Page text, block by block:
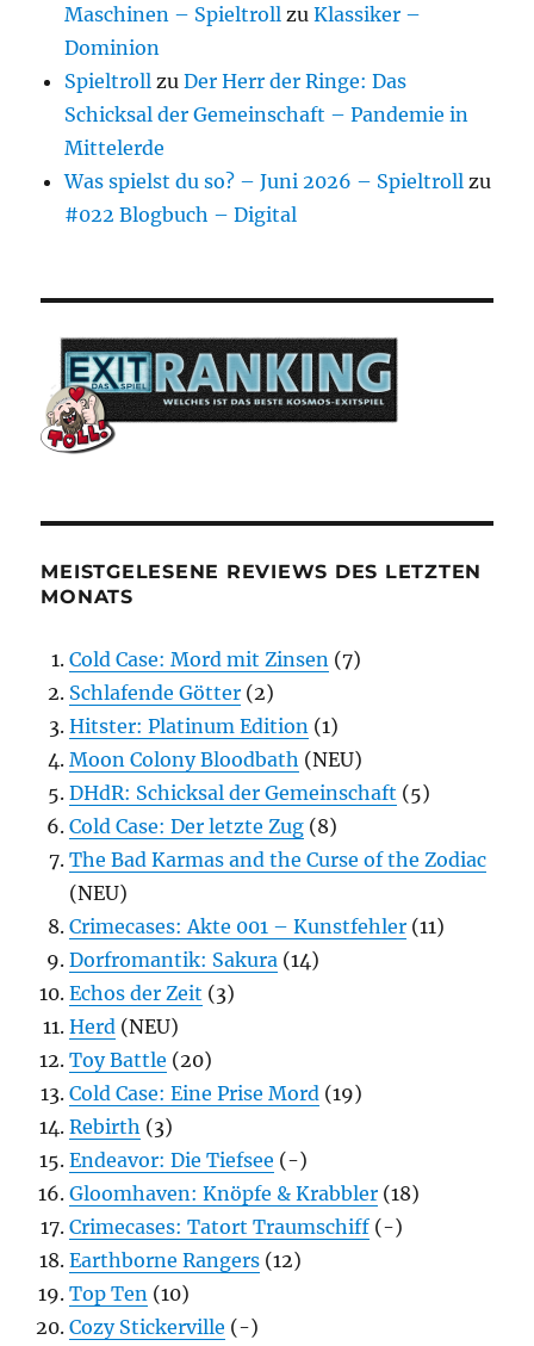
Maschinen – Spieltroll zuKlassiker –
Dominion
Spieltroll zuDer Herr der Ringe: Das
Schicksal der Gemeinschaft – Pandemie in
Mittelerde
Was spielst du so? – Juni 2026 – Spieltroll zu
#022 Blogbuch – Digital
MEISTGELESENE REVIEWS DES LETZTEN
MONATS
Cold Case: Mord mit Zinsen (7)
Schlafende Götter (2)
Hitster: Platinum Edition (1)
Moon Colony Bloodbath (NEU)
DHdR: Schicksal der Gemeinschaft (5)
Cold Case: Der letzte Zug (8)
The Bad Karmas and the Curse of the Zodiac
(NEU)
Crimecases: Akte 001 – Kunstfehler (11)
Dorfromantik: Sakura (14)
Echos der Zeit (3)
Herd (NEU)
Toy Battle (20)
Cold Case: Eine Prise Mord (19)
Rebirth (3)
Endeavor: Die Tiefsee (-)
Gloomhaven: Knöpfe & Krabbler (18)
Crimecases: Tatort Traumschiff (-)
Earthborne Rangers (12)
Top Ten (10)
Cozy Stickerville (-)